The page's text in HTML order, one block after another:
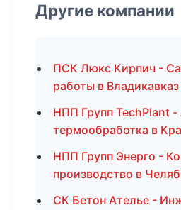
Другие компании
ПСК Люкс Кирпич -
работы в Владикавказ
НПП Групп TechPlant -
термообработка в
НПП Групп Энерго -
производство в
СК Бетон Ателье -